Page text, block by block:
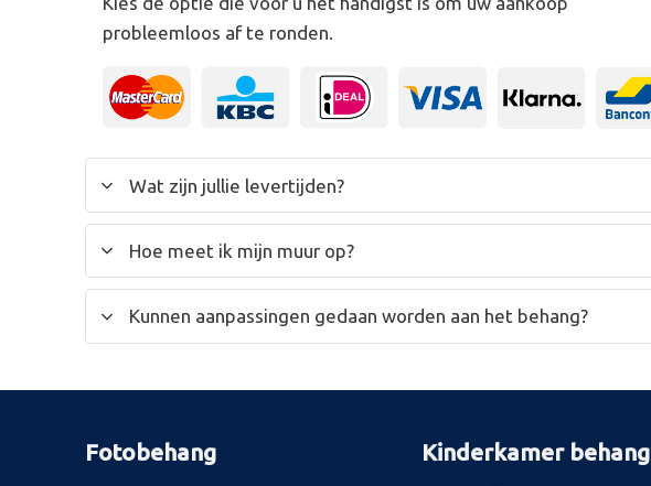
probleemloos af te ronden.
Wat zijn jullie levertijden?
Hoe meet ik mijn muur op?
Kunnen aanpassingen gedaan worden aan het behang?
Fotobehang Kinderkamer behang